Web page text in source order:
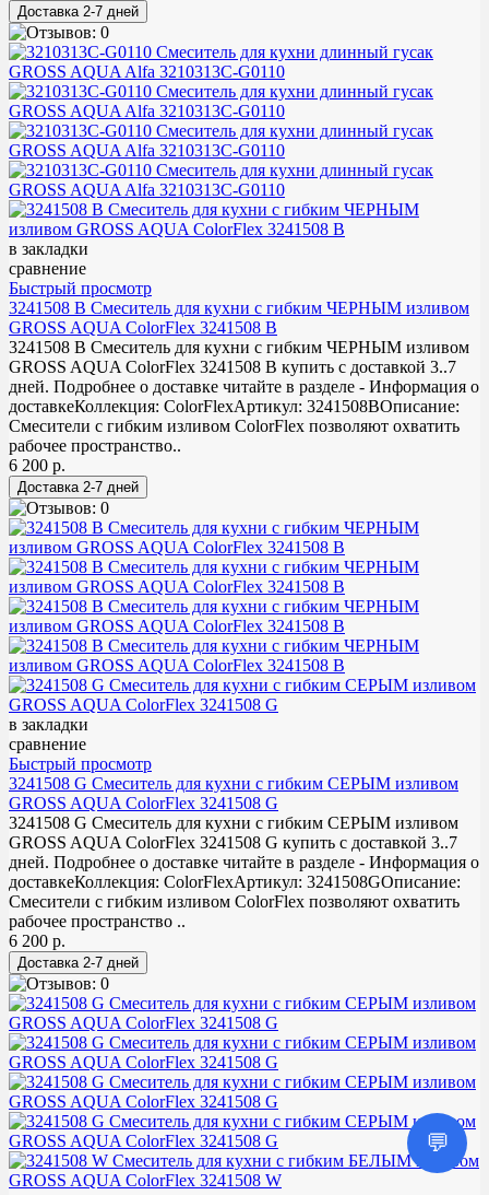
в закладки
сравнение
Быстрый просмотр
3241508 B Смеситель для кухни с гибким ЧЕРНЫМ изливом
GROSS AQUA ColorFlex 3241508 B
3241508 B Смеситель для кухни с гибким ЧЕРНЫМ изливом
GROSS AQUA ColorFlex 3241508 B купить с доставкой 3..7
дней. Подробнее о доставке читайте в разделе - Информация о
доставкеКоллекция: ColorFlexАртикул: 3241508BОписание:
Смесители с гибким изливом ColorFlex позволяют охватить
рабочее пространство..
6 200 р.
в закладки
сравнение
Быстрый просмотр
3241508 G Смеситель для кухни с гибким СЕРЫМ изливом
GROSS AQUA ColorFlex 3241508 G
3241508 G Смеситель для кухни с гибким СЕРЫМ изливом
GROSS AQUA ColorFlex 3241508 G купить с доставкой 3..7
дней. Подробнее о доставке читайте в разделе - Информация о
доставкеКоллекция: ColorFlexАртикул: 3241508GОписание:
Смесители с гибким изливом ColorFlex позволяют охватить
рабочее пространство ..
6 200 р.
💬